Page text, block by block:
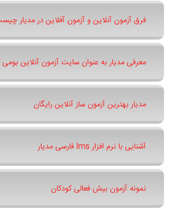
فرق آزمون آنلاین و آزمون آفلاین در مدیار
معرفی مدیار به عنوان سایت آزمون آنلاین
مدیار بهترین آزمون ساز آنلاین رایگان
آشنایی با نرم افزار lms فارسی مدیار
نمونه آزمون بیش فعالی کودکان